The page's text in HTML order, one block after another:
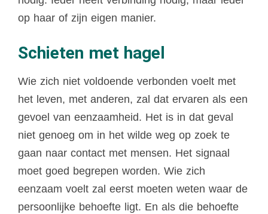
op haar of zijn eigen manier.
Schieten met hagel
Wie zich niet voldoende verbonden voelt met
het leven, met anderen, zal dat ervaren als een
gevoel van eenzaamheid. Het is in dat geval
niet genoeg om in het wilde weg op zoek te
gaan naar contact met mensen. Het signaal
moet goed begrepen worden. Wie zich
eenzaam voelt zal eerst moeten weten waar de
persoonlijke behoefte ligt. En als die behoefte